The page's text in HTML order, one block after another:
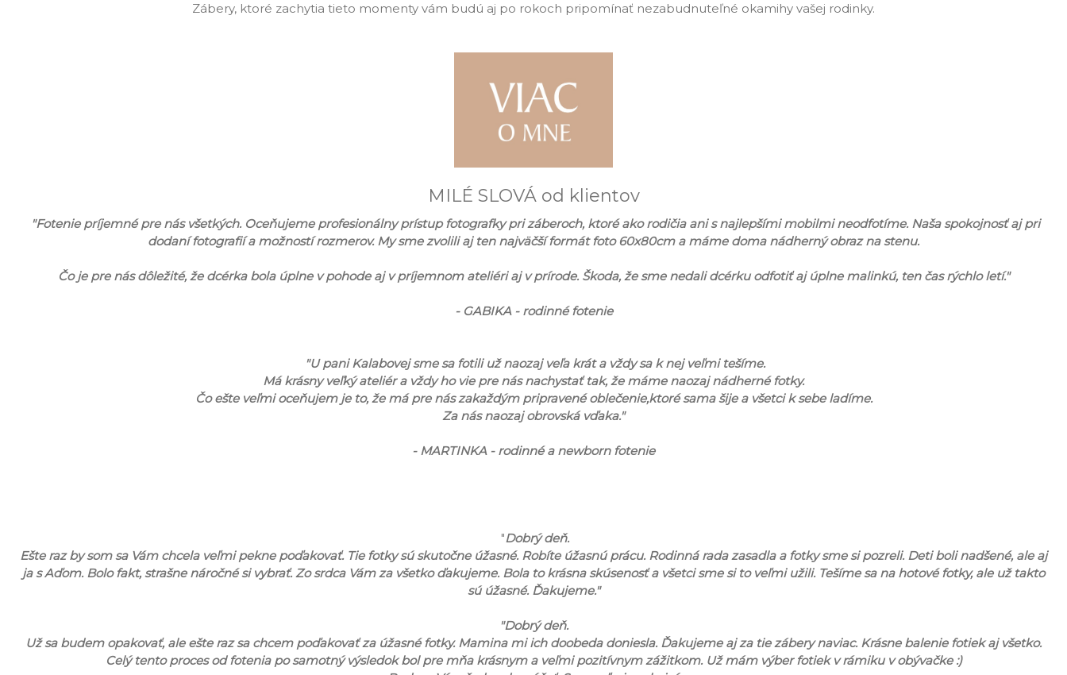
Zábery, ktoré zachytia tieto momenty vám budú aj po rokoch pripomínať nezabudnuteľné okamihy vašej rodinky.
MILÉ SLOVÁ od klientov
"Fotenie príjemné pre nás všetkých. Oceňujeme profesionálny prístup fotografky pri záberoch, ktoré ako rodičia ani s najlepšími mobilmi neodfotíme. Naša spokojnosť aj pri
dodaní fotografií a možností rozmerov. My sme zvolili aj ten najväčší formát foto 60x80cm a máme doma nádherný obraz na stenu.
Čo je pre nás dôležité, že dcérka bola úplne v pohode aj v príjemnom ateliéri aj v prírode. Škoda, že sme nedali dcérku odfotiť aj úplne malinkú, ten čas rýchlo letí."
- GABIKA - rodinné fotenie
"U pani Kalabovej sme sa fotili už naozaj veľa krát a vždy sa k nej veľmi tešíme.
Má krásny veľký ateliér a vždy ho vie pre nás nachystať tak, že máme naozaj nádherné fotky.
Čo ešte veľmi oceňujem je to, že má pre nás zakaždým pripravené oblečenie,ktoré sama šije a všetci k sebe ladíme.
Za nás naozaj obrovská vďaka."
- MARTINKA - rodinné a newborn fotenie
"Dobrý deň.
Ešte raz by som sa Vám chcela veľmi pekne poďakovať. Tie fotky sú skutočne úžasné. Robíte úžasnú prácu. Rodinná rada zasadla a fotky sme si pozreli. Deti boli nadšené, ale aj
ja s Aďom. Bolo fakt, strašne náročné si vybrať. Zo srdca Vám za všetko ďakujeme. Bola to krásna skúsenosť a všetci sme si to veľmi užili. Tešíme sa na hotové fotky, ale už takto
sú úžasné. Ďakujeme."
"Dobrý deň.
Už sa budem opakovať, ale ešte raz sa chcem poďakovať za úžasné fotky. Mamina mi ich doobeda doniesla. Ďakujeme aj za tie zábery naviac. Krásne balenie fotiek aj všetko.
Celý tento proces od fotenia po samotný výsledok bol pre mňa krásnym a veľmi pozitívnym zážitkom. Už mám výber fotiek v rámiku v obývačke :)